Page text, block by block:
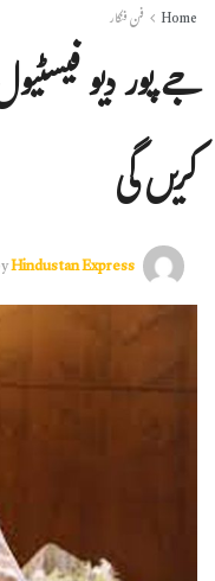
Home فن فنکار
جے پور دیو
کریں گی
Hindustan Express